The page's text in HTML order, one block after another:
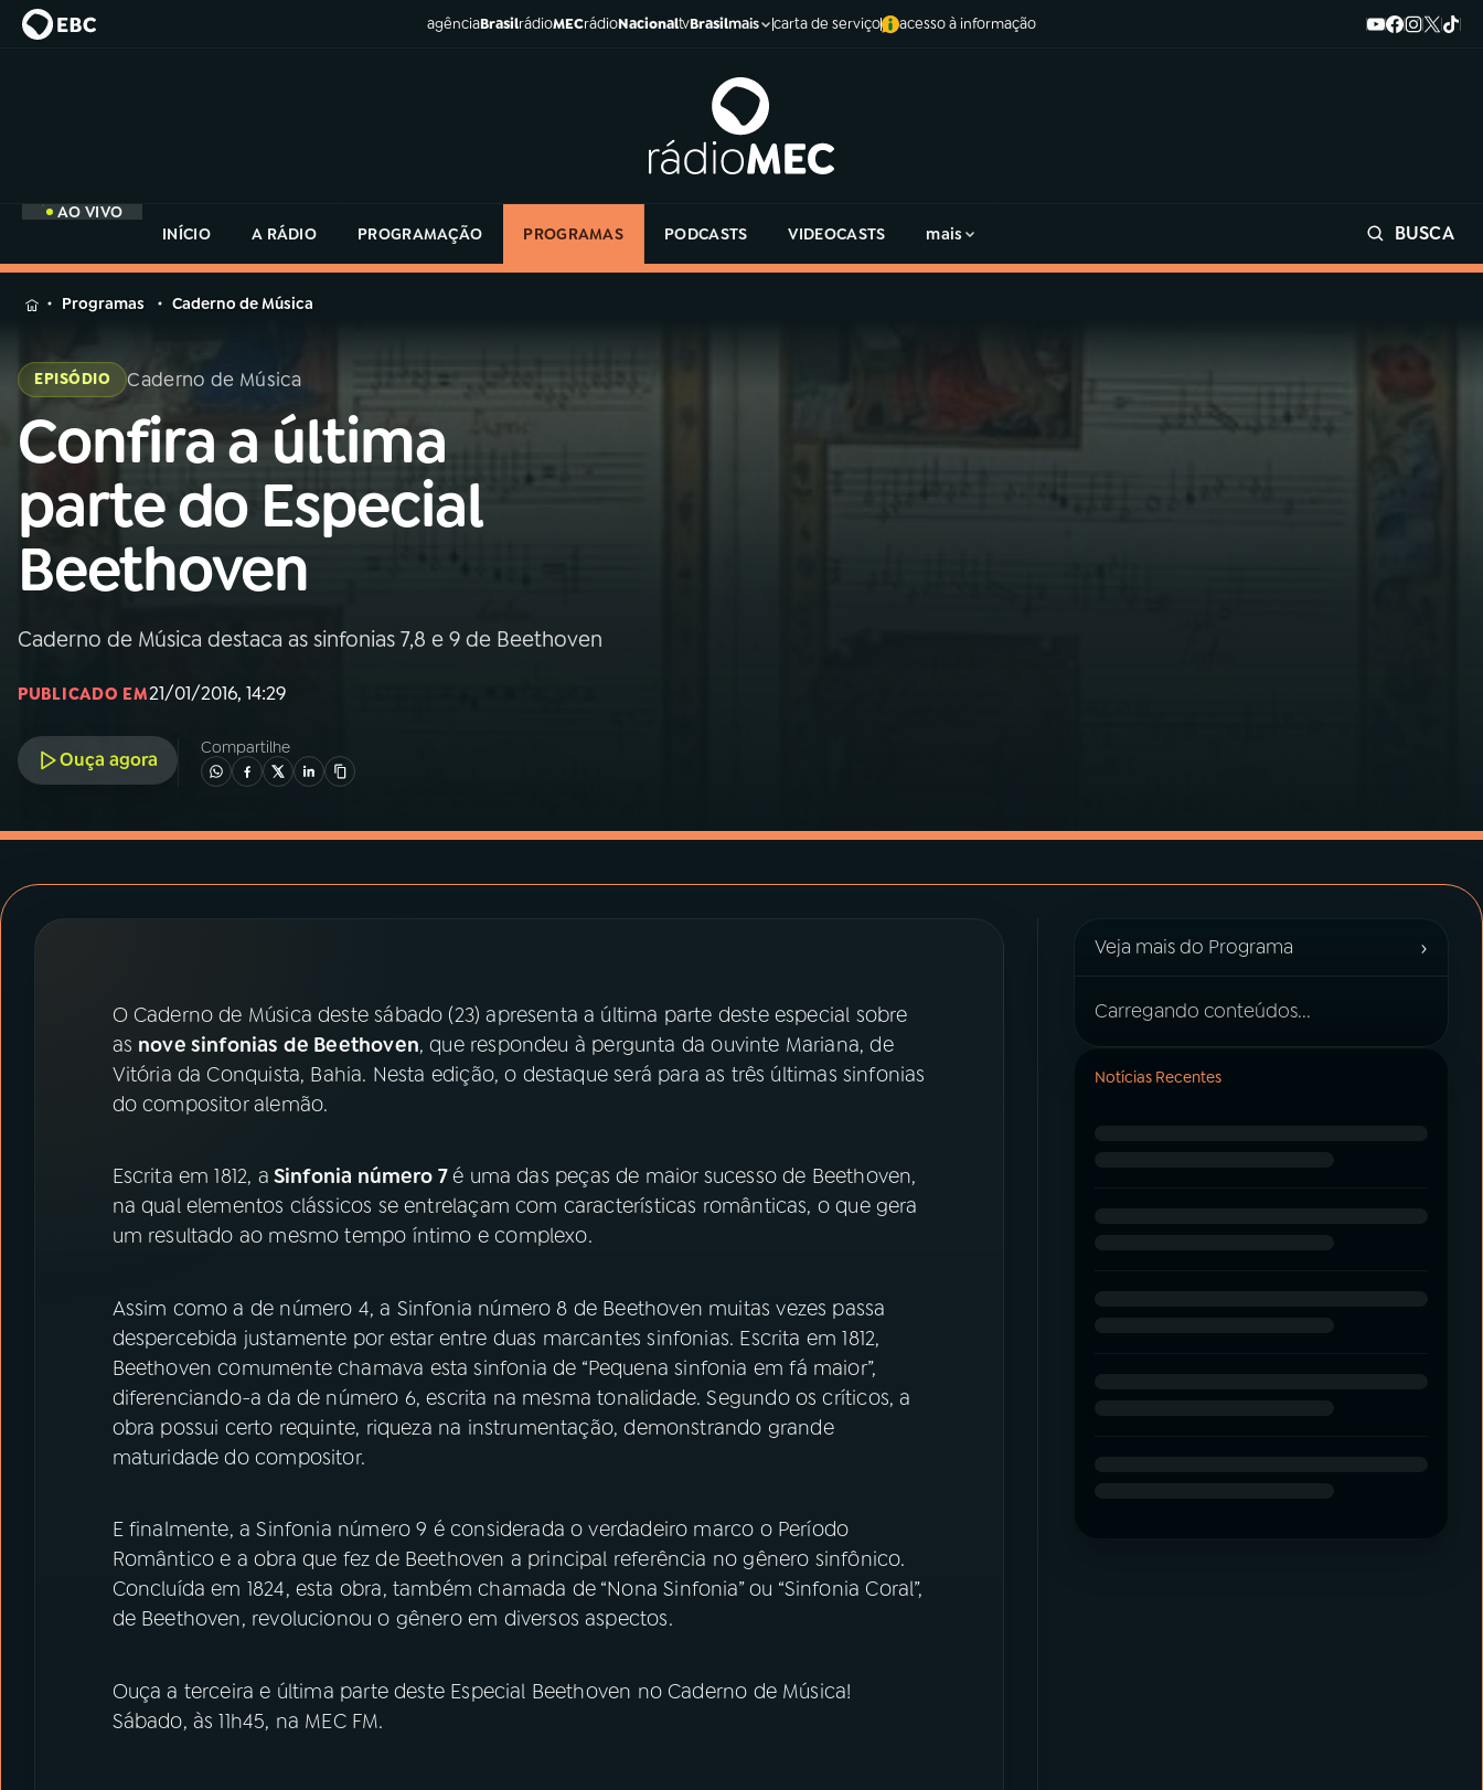
agênciaBrasilrádioMECrádioNacionaltvBrasilmais carta de serviço acesso à informação
AO VIVO
INÍCIO
A RÁDIO PROGRAMAÇÃO PROGRAMAS PODCASTS VIDEOCASTS mais BUSCA
MENU
Buscar
na
Rádio
MEC
Início
01 INÍCIO
A RÁDIO
03PROGRAMAÇÃO
PROGRAMAS
PRÊMIO RÁDIO MEC
Instagram X
na
Rádio
Programas Caderno de Música
EPISÓDIO Caderno de Música
Confira a última
parte do Especial
Beethoven
Caderno de Música destaca as sinfonias 7,8 e 9 de Beethoven
PUBLICADO EM21/01/2016, 14:29
Ouça agora
Compartilhe
O Caderno de Música deste sábado (23) apresenta a última parte deste especial sobre
as nove sinfonias de Beethoven, que respondeu à pergunta da ouvinte Mariana, de
Vitória da Conquista, Bahia. Nesta edição, o destaque será para as três últimas sinfonias
do compositor alemão.
Escrita em 1812, a Sinfonia número 7é uma das peças de maior sucesso de Beethoven,
na qual elementos clássicos se entrelaçam com características românticas, o que gera
um resultado ao mesmo tempo íntimo e complexo.
Assim como a de número 4, a Sinfonia número 8 de Beethoven muitas vezes passa
despercebida justamente por estar entre duas marcantes sinfonias. Escrita em 1812,
Beethoven comumente chamava esta sinfonia de “Pequena sinfonia em fá maior”,
diferenciando-a da de número 6, escrita na mesma tonalidade. Segundo os críticos, a
obra possui certo requinte, riqueza na instrumentação, demonstrando grande
maturidade do compositor.
E finalmente, a Sinfonia número 9 é considerada o verdadeiro marco o Período
Romântico e a obra que fez de Beethoven a principal referência no gênero sinfônico.
Concluída em 1824, esta obra, também chamada de “Nona Sinfonia” ou “Sinfonia Coral”,
de Beethoven, revolucionou o gênero em diversos aspectos.
Ouça a terceira e última parte deste Especial Beethoven no Caderno de Música!
Sábado, às 11h45, na MEC FM.
Veja mais do Programa ›
Carregando conteúdos...
Notícias Recentes